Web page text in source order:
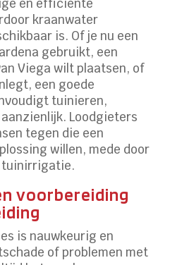
en efficiënte
kraanwater
is. Of je nu een
gebruikt, een
Viega wilt plaatsen, of
een goede
tuinieren,
Loodgieters
tegen die een
willen, mede door
tuinirrigatie.
voorbereiding
is nauwkeurig en
of problemen met